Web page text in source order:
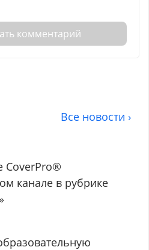
комментарий
Все новости ›
CoverPro®
канале в рубрике